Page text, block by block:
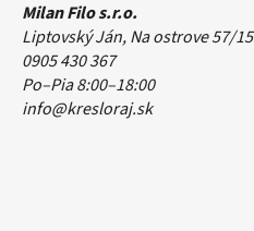
Milan Filo s.r.o.
Liptovský Ján, Na ostrove 57/15
0905 430 367
Po–Pia 8:00–18:00
info@kresloraj.sk